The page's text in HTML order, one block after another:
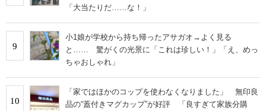
「大当たりだ……な！」
9
小1娘が学校から持ち帰ったアサガオ→よく見る
と…… 驚がくの光景に「これは珍しい！」「え、めっ
ちゃおしゃれ」
10
「家ではほかのコップを使わなくなりました」 無印良
品の“蓋付きマグカップ”が好評 「良すぎて家族分購